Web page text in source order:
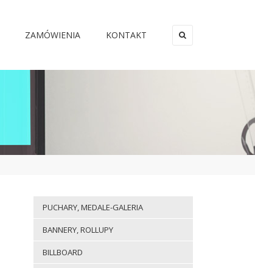
ZAMÓWIENIA KONTAKT
PUCHARY, MEDALE-GALERIA
BANNERY, ROLLUPY
BILLBOARD